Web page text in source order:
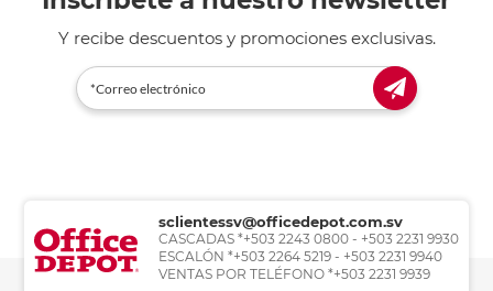
Y recibe descuentos y promociones exclusivas.
sclientessv@officedepot.com.sv
CASCADAS *+503 2243 0800 - +503 2231 9930
ESCALÓN *+503 2264 5219 - +503 2231 9940
VENTAS POR TELÉFONO *+503 2231 9939